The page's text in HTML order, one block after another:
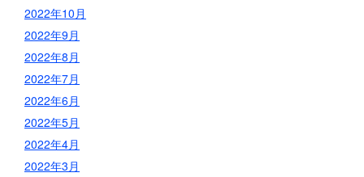
2022年10月
2022年9月
2022年8月
2022年7月
2022年6月
2022年5月
2022年4月
2022年3月